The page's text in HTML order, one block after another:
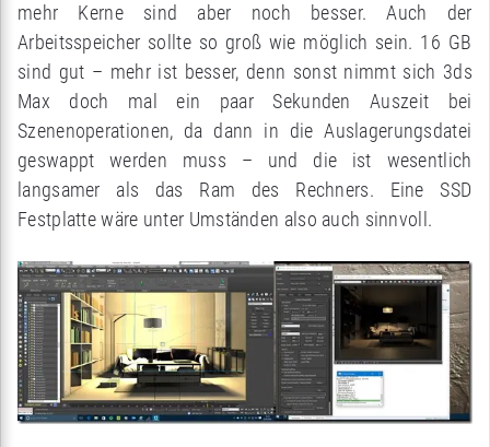
mehr Kerne sind aber noch besser. Auch der
Arbeitsspeicher sollte so groß wie möglich sein. 16 GB
sind gut – mehr ist besser, denn sonst nimmt sich 3ds
Max doch mal ein paar Sekunden Auszeit bei
Szenenoperationen, da dann in die Auslagerungsdatei
geswappt werden muss – und die ist wesentlich
langsamer als das Ram des Rechners. Eine SSD
Festplatte wäre unter Umständen also auch sinnvoll.